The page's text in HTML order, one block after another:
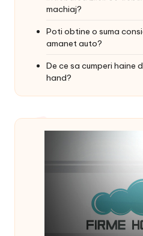
machiaj?
Poti obtine o suma
amanet auto?
De ce sa cumperi haine
hand?